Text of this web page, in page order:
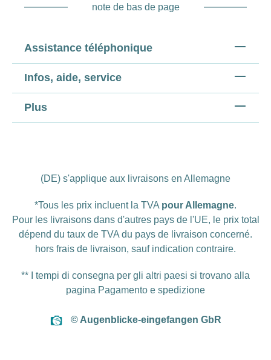
note de bas de page
Assistance téléphonique
Infos, aide, service
Plus
(DE) s'applique aux livraisons en Allemagne
*Tous les prix incluent la TVA pour Allemagne.
Pour les livraisons dans d'autres pays de l'UE, le prix total
dépend du taux de TVA du pays de livraison concerné.
hors frais de livraison, sauf indication contraire.
** I tempi di consegna per gli altri paesi si trovano alla
pagina Pagamento e spedizione
© Augenblicke-eingefangen GbR